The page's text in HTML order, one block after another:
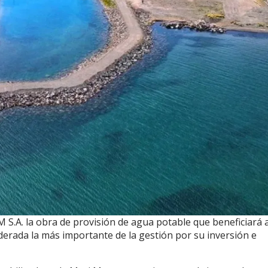
S.A. la obra de provisión de agua potable que beneficiará
la más importante de la gestión por su inversión e